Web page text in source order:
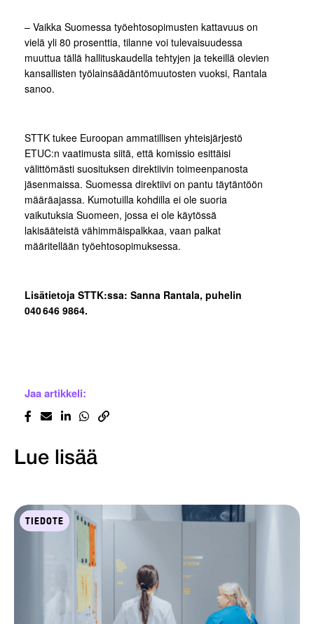
– Vaikka Suomessa työehtosopimusten kattavuus on
vielä yli 80 prosenttia, tilanne voi tulevaisuudessa
muuttua tällä hallituskaudella tehtyjen ja tekeillä olevien
kansallisten työlainsäädäntömuutosten vuoksi, Rantala
sanoo.
STTK tukee Euroopan ammatillisen yhteisjärjestö
ETUC:n vaatimusta siitä, että komissio esittäisi
välittömästi suosituksen direktiivin toimeenpanosta
jäsenmaissa. Suomessa direktiivi on pantu täytäntöön
määräajassa. Kumotuilla kohdilla ei ole suoria
vaikutuksia Suomeen, jossa ei ole käytössä
lakisääteistä vähimmäispalkkaa, vaan palkat
määritellään työehtosopimuksessa.
Lisätietoja STTK:ssa: Sanna Rantala, puhelin
040 646 9864.
Jaa artikkeli:
Lue lisää
TIEDOTE